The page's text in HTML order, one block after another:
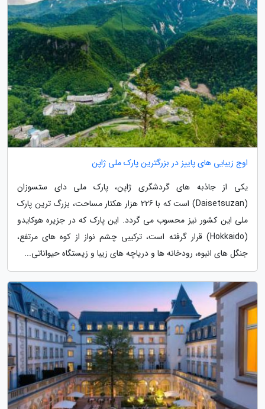
اوج زیبایی های پاییز در بزرگترین پارک ملی ژاپن
یکی از جاذبه های گردشگری ژاپن، پارک ملی دای ستسوزان
(Daisetsuzan) است که با 226 هزار هکتار مساحت، بزرگ ترین پارک
ملی این کشور نیز محسوب می گردد. این پارک که در جزیره هوکایدو
(Hokkaido) قرار گرفته است، ترکیبی چشم نواز از کوه های مرتفع،
جنگل های انبوه، رودخانه ها و دریاچه های زیبا و زیستگاه حیواناتی...